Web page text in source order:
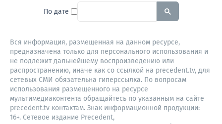
По дате To search this site, enter a
Вся информация, размещенная на данном ресурсе,
предназначена только для персонального использования и
не подлежит дальнейшему воспроизведению или
распространению, иначе как со ссылкой на precedent.tv, для
сетевых СМИ обязательна гиперссылка. По вопросам
использования размещенного на ресурсе
мультимедиаконтента обращайтесь по указанным на сайте
precedent.tv контактам. Знак информационной продукции:
16+. Сетевое издание Precedent,